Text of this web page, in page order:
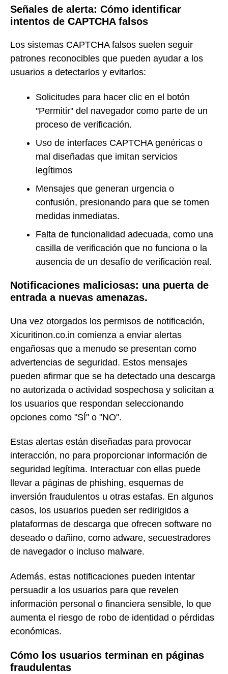
Señales de alerta: Cómo identificar
intentos de CAPTCHA falsos
Los sistemas CAPTCHA falsos suelen seguir
patrones reconocibles que pueden ayudar a los
usuarios a detectarlos y evitarlos:
Solicitudes para hacer clic en el botón
"Permitir" del navegador como parte de un
proceso de verificación.
Uso de interfaces CAPTCHA genéricas o
mal diseñadas que imitan servicios
legítimos
Mensajes que generan urgencia o
confusión, presionando para que se tomen
medidas inmediatas.
Falta de funcionalidad adecuada, como una
casilla de verificación que no funciona o la
ausencia de un desafío de verificación real.
Notificaciones maliciosas: una puerta de
entrada a nuevas amenazas.
Una vez otorgados los permisos de notificación,
Xicuritinon.co.in comienza a enviar alertas
engañosas que a menudo se presentan como
advertencias de seguridad. Estos mensajes
pueden afirmar que se ha detectado una descarga
no autorizada o actividad sospechosa y solicitan a
los usuarios que respondan seleccionando
opciones como "SÍ" o "NO".
Estas alertas están diseñadas para provocar
interacción, no para proporcionar información de
seguridad legítima. Interactuar con ellas puede
llevar a páginas de phishing, esquemas de
inversión fraudulentos u otras estafas. En algunos
casos, los usuarios pueden ser redirigidos a
plataformas de descarga que ofrecen software no
deseado o dañino, como adware, secuestradores
de navegador o incluso malware.
Además, estas notificaciones pueden intentar
persuadir a los usuarios para que revelen
información personal o financiera sensible, lo que
aumenta el riesgo de robo de identidad o pérdidas
económicas.
Cómo los usuarios terminan en páginas
fraudulentas